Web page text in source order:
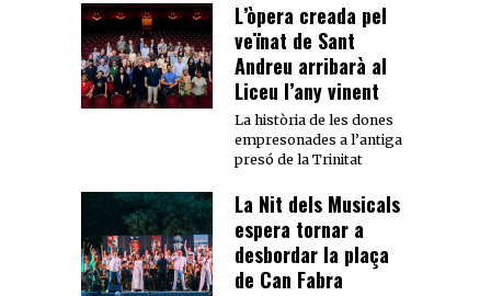
L’òpera creada pel
veïnat de Sant
Andreu arribarà al
Liceu l’any vinent
La història de les dones
empresonades a l’antiga
presó de la Trinitat
La Nit dels Musicals
espera tornar a
desbordar la plaça
de Can Fabra